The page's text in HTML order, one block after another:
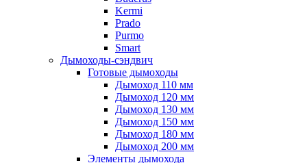
Kermi
Prado
Purmo
Smart
Дымоходы-сэндвич
Готовые дымоходы
Дымоход 110 мм
Дымоход 120 мм
Дымоход 130 мм
Дымоход 150 мм
Дымоход 180 мм
Дымоход 200 мм
Элементы дымохода